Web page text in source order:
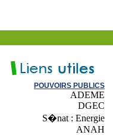
POUVOIRS PUBLICS
ADEME
DGEC
S�nat : Energie
ANAH